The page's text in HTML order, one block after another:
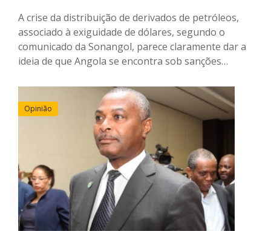
A crise da distribuição de derivados de petróleos,
associado à exiguidade de dólares, segundo o
comunicado da Sonangol, parece claramente dar a
ideia de que Angola se encontra sob sanções…
Opinião